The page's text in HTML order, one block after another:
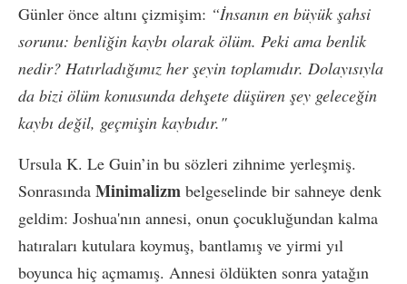
Günler önce altını çizmişim: “İnsanın en büyük şahsi
sorunu: benliğin kaybı olarak ölüm. Peki ama benlik
nedir? Hatırladığımız her şeyin toplamıdır. Dolayısıyla
da bizi ölüm konusunda dehşete düşüren şey geleceğin
kaybı değil, geçmişin kaybıdır."
Ursula K. Le Guin’in bu sözleri zihnime yerleşmiş.
Sonrasında Minimalizm belgeselinde bir sahneye denk
geldim: Joshua'nın annesi, onun çocukluğundan kalma
hatıraları kutulara koymuş, bantlamış ve yirmi yıl
boyunca hiç açmamış. Annesi öldükten sonra yatağın